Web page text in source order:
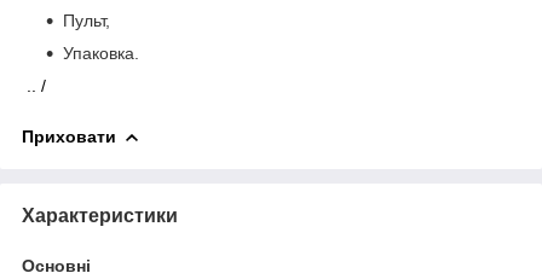
Пульт,
Упаковка.
.. /
Приховати
Характеристики
Основні